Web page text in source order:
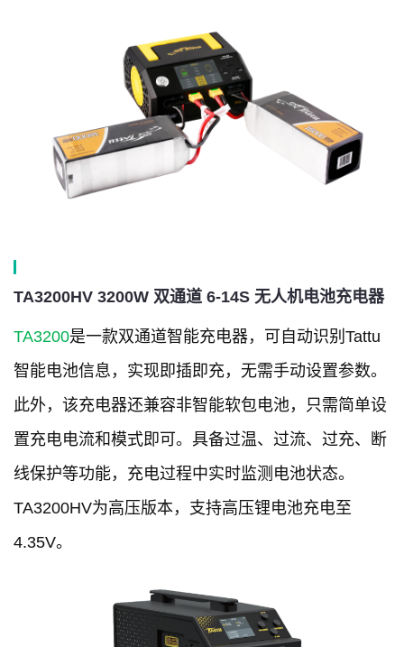
TA3200HV 3200W 双通道 6-14S 无人机电池充电器
TA3200是一款双通道智能充电器，可自动识别Tattu
智能电池信息，实现即插即充，无需手动设置参数。
此外，该充电器还兼容非智能软包电池，只需简单设
置充电电流和模式即可。具备过温、过流、过充、断
线保护等功能，充电过程中实时监测电池状态。
TA3200HV为高压版本，支持高压锂电池充电至
4.35V。